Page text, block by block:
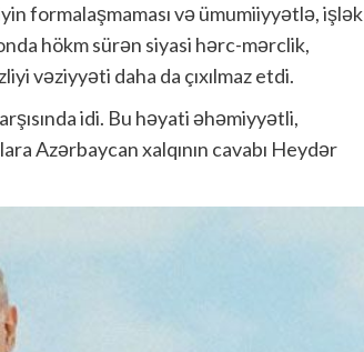
formalaşmaması və ümumiiyyətlə, işlək
hökm sürən siyasi hərc-mərclik,
vəziyyəti daha da çıxılmaz etdi.
idi. Bu həyati əhəmiyyətli,
Azərbaycan xalqının cavabı Heydər